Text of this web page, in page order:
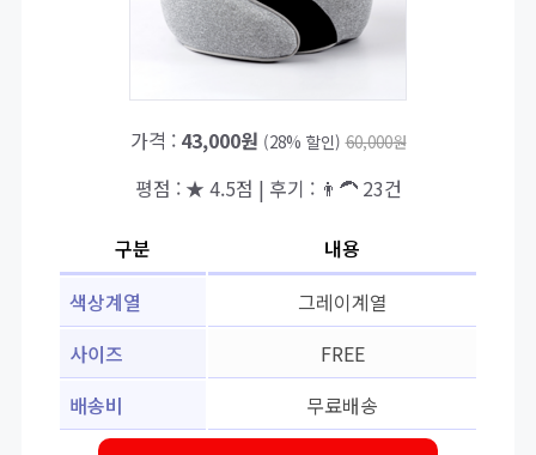
가격 : 43,000원 (28% 할인) 60,000원
평점 : ★ 4.5점 | 후기 : 👨‍🦱 23건
구분
내용
색상계열
그레이계열
사이즈
FREE
배송비
무료배송